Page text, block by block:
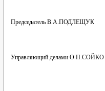
Председатель В.А.ПОДЛЕЩУК
Управляющий делами О.Н.СОЙКО